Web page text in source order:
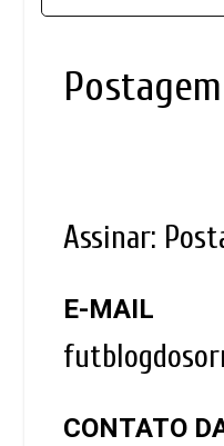
Assinar:
E-MAIL
CONTATO